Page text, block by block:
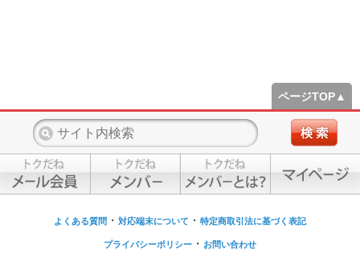
ページTOP▲
よくある質問 ・ 対応端末について ・ 特定商取引法に基づく表記
プライバシーポリシー ・ お問い合わせ